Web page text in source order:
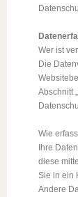
Wer ist
Die
Abschnitt
Wie
Ihre
diese
Sie in ein
Andere